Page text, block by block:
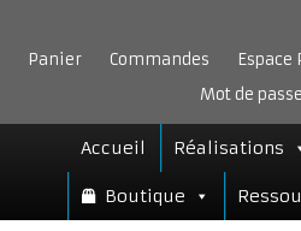
contenu
Panier Commandes
Mot de
Accueil Réalisations
Boutique